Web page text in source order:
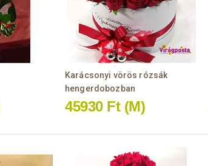
Karácsonyi vörös rózsák
hengerdobozban
45930 Ft (M)